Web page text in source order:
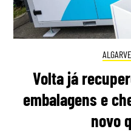
ALGARVE
Volta já
embalagens e
novo